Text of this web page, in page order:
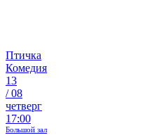
Птичка
Комедия
13
/08
четверг
17:00
Большой зал